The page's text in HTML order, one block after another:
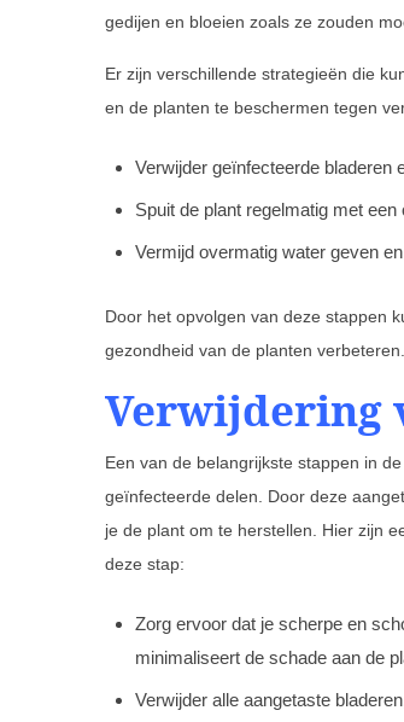
gedijen en bloeien zoals ze zouden
Er zijn verschillende strategieën die
en de planten te beschermen tegen
Verwijder geïnfecteerde bladeren
Spuit de plant regelmatig met
Vermijd overmatig water geven
Door het opvolgen van deze stappen
gezondheid van de planten verbeteren.
Verwijdering
Een van de belangrijkste stappen in
geïnfecteerde delen. Door deze
je de plant om te herstellen. Hier zijn
deze stap:
Zorg ervoor dat je scherpe en
minimaliseert de schade aan de
Verwijder alle aangetaste